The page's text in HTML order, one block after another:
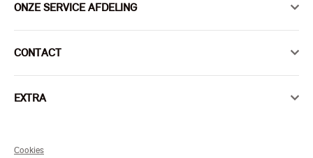
ONZE SERVICE AFDELING
CONTACT
EXTRA
Cookies